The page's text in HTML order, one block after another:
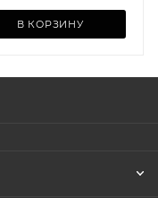
В КОРЗИНУ